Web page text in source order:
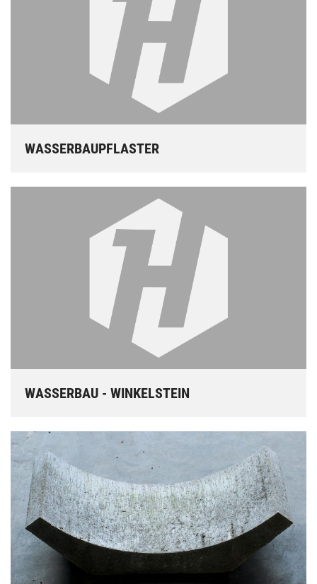
WASSERBAUPFLASTER
WASSERBAU - WINKELSTEIN